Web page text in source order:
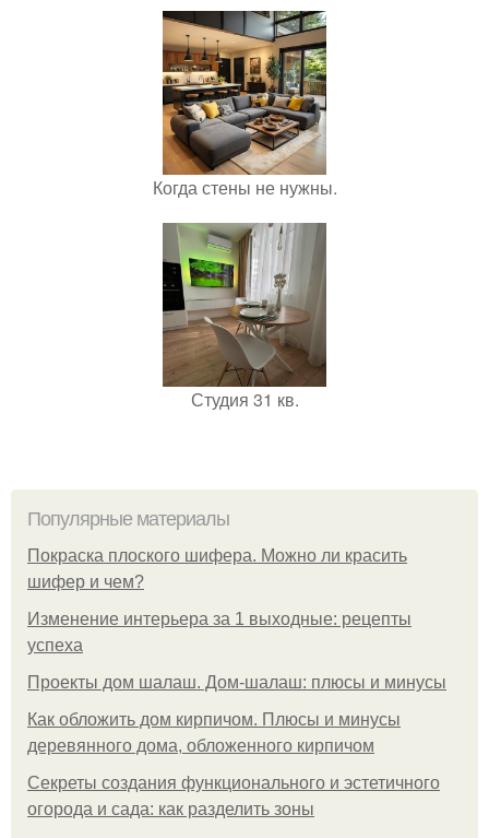
Когда стены не нужны.
Студия 31 кв.
Популярные материалы
Покраска плоского шифера. Можно ли красить
шифер и чем?
Изменение интерьера за 1 выходные: рецепты
успеха
Проекты дом шалаш. Дом-шалаш: плюсы и минусы
Как обложить дом кирпичом. Плюсы и минусы
деревянного дома, обложенного кирпичом
Секреты создания функционального и эстетичного
огорода и сада: как разделить зоны